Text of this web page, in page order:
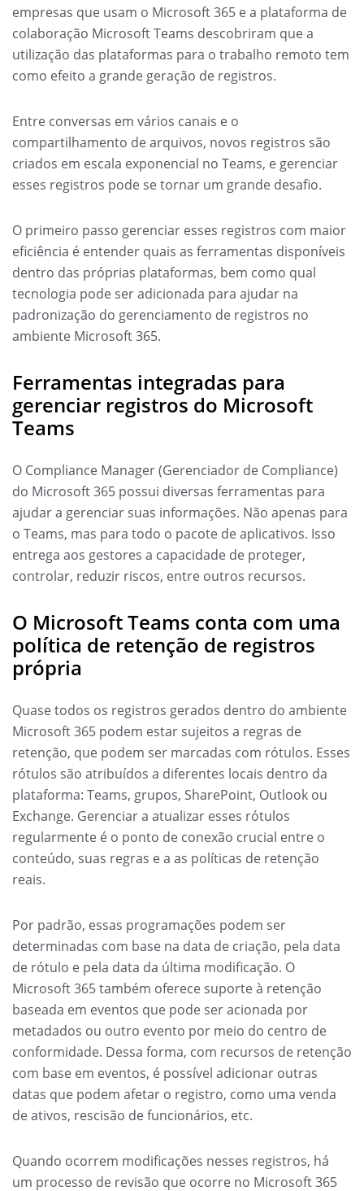
empresas que usam o Microsoft 365 e a plataforma de
colaboração Microsoft Teams descobriram que a
utilização das plataformas para o trabalho remoto tem
como efeito a grande geração de registros.
Entre conversas em vários canais e o
compartilhamento de arquivos, novos registros são
criados em escala exponencial no Teams, e gerenciar
esses registros pode se tornar um grande desafio.
O primeiro passo gerenciar esses registros com maior
eficiência é entender quais as ferramentas disponíveis
dentro das próprias plataformas, bem como qual
tecnologia pode ser adicionada para ajudar na
padronização do gerenciamento de registros no
ambiente Microsoft 365.
Ferramentas integradas para
gerenciar registros do Microsoft
Teams
O Compliance Manager (Gerenciador de Compliance)
do Microsoft 365 possui diversas ferramentas para
ajudar a gerenciar suas informações. Não apenas para
o Teams, mas para todo o pacote de aplicativos. Isso
entrega aos gestores a capacidade de proteger,
controlar, reduzir riscos, entre outros recursos.
O Microsoft Teams conta com uma
política de retenção de registros
própria
Quase todos os registros gerados dentro do ambiente
Microsoft 365 podem estar sujeitos a regras de
retenção, que podem ser marcadas com rótulos. Esses
rótulos são atribuídos a diferentes locais dentro da
plataforma: Teams, grupos, SharePoint, Outlook ou
Exchange. Gerenciar a atualizar esses rótulos
regularmente é o ponto de conexão crucial entre o
conteúdo, suas regras e a as políticas de retenção
reais.
Por padrão, essas programações podem ser
determinadas com base na data de criação, pela data
de rótulo e pela data da última modificação. O
Microsoft 365 também oferece suporte à retenção
baseada em eventos que pode ser acionada por
metadados ou outro evento por meio do centro de
conformidade. Dessa forma, com recursos de retenção
com base em eventos, é possível adicionar outras
datas que podem afetar o registro, como uma venda
de ativos, rescisão de funcionários, etc.
Quando ocorrem modificações nesses registros, há
um processo de revisão que ocorre no Microsoft 365